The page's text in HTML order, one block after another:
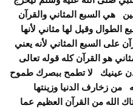
هي السبع المثاني والقرآن
الطوال وقيل لها مثاني لأنها
على السبع المثاني لأنه يعني
هو القرآن كله قوله تعالى
مثاني الزمر 23 ،لا تمدن عينيك لا تطمح ببصرك طموح
زخارف الدنيا وزينتها
الله من القرآن العظيم عما